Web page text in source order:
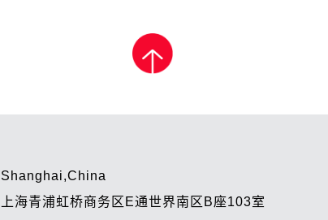
Shanghai,China
上海青浦虹桥商务区E通世界南区B座103室